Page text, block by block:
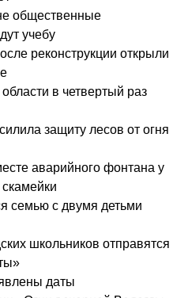
общественные
учебу
реконструкции открыли
в четвертый раз
защиту лесов от огня
аварийного фонтана у
семью с двумя детьми
школьников отправятся
даты